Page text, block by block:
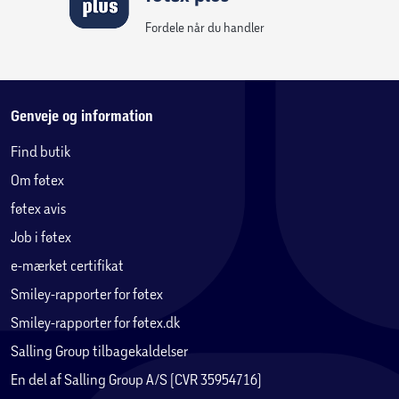
Fordele når du handler
Genveje og information
Find butik
Om føtex
føtex avis
Job i føtex
e-mærket certifikat
Smiley-rapporter for føtex
Smiley-rapporter for føtex.dk
Salling Group tilbagekaldelser
En del af Salling Group A/S (CVR 35954716)